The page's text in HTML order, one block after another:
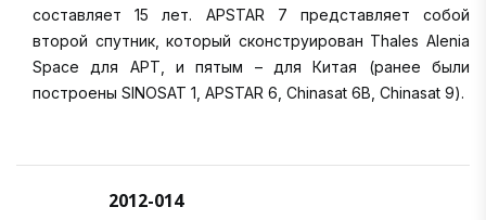
составляет 15 лет. APSTAR 7 представляет собой
второй спутник, который сконструирован Thales Alenia
Space для APT, и пятым – для Китая (ранее были
построены SINOSAT 1, APSTAR 6, Chinasat 6B, Chinasat 9).
2012-014